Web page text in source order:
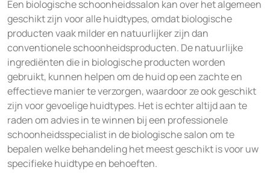
Een biologische schoonheidssalon kan over het algemeen
geschikt zijn voor alle huidtypes, omdat biologische
producten vaak milder en natuurlijker zijn dan
conventionele schoonheidsproducten. De natuurlijke
ingrediënten die in biologische producten worden
gebruikt, kunnen helpen om de huid op een zachte en
effectieve manier te verzorgen, waardoor ze ook geschikt
zijn voor gevoelige huidtypes. Het is echter altijd aan te
raden om advies in te winnen bij een professionele
schoonheidsspecialist in de biologische salon om te
bepalen welke behandeling het meest geschikt is voor uw
specifieke huidtype en behoeften.